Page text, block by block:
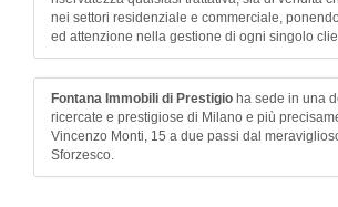
nei settori residenziale e commerciale,
ed attenzione nella gestione di ogni singolo
Fontana Immobili di Prestigio ha sede in una
ricercate e prestigiose di Milano e più
Vincenzo Monti, 15 a due passi dal
Sforzesco.